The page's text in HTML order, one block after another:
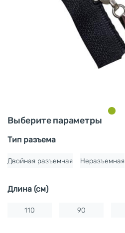
Выберите параметры
Тип разъема
Двойная разъемная Неразъемная
Длина (см)
110 90